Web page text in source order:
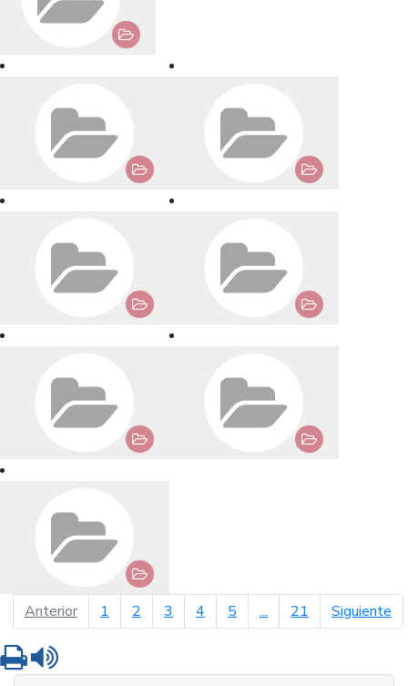
Anteriorpágina anterior
1 2 3 4 5 ... 21 Siguiente
Imprimir